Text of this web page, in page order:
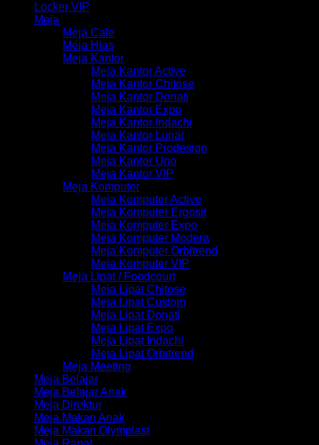
Locker VIP
Meja
Meja Cafe
Meja Hias
Meja Kantor
Meja Kantor Active
Meja Kantor Chitose
Meja Kantor Donati
Meja Kantor Expo
Meja Kantor Indachi
Meja Kantor Lunar
Meja Kantor Prodesign
Meja Kantor Uno
Meja Kantor VIP
Meja Komputer
Meja Komputer Active
Meja Komputer Ergosit
Meja Komputer Expo
Meja Komputer Modera
Meja Komputer Orbitrend
Meja Komputer VIP
Meja Lipat / Foodcourt
Meja Lipat Chitose
Meja Lipat Custom
Meja Lipat Donati
Meja Lipat Expo
Meja Lipat Indachi
Meja Lipat Orbitrend
Meja Meeting
Meja Belajar
Meja Belajar Anak
Meja Direktur
Meja Makan Anak
Meja Makan Olymplast